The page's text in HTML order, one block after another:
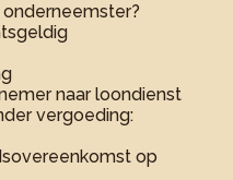
naar loondienst
vergoeding:
op